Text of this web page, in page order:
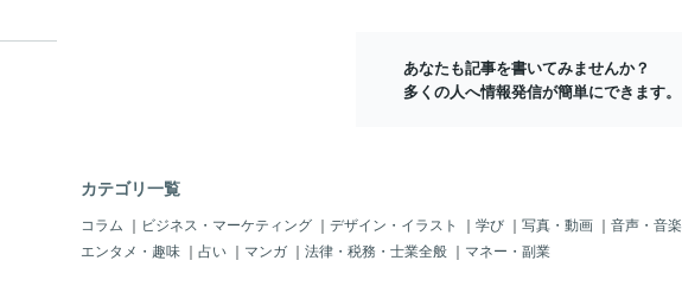
サインのひとつです。② 会う話が具体的
にならなくなる曖昧な関係が続いている
時でも、まだ気持ちがあるならどこかで
会う流れをつなごうとするものです。で
も終わりに近づくと、・また今度ね、で
あなたも記事を書いてみませんか？
多くの人へ情報発信が簡単にできます。
カテゴリ一覧
コラム ｜ ビジネス・マーケティング ｜ デザイン・イラスト ｜ 学び ｜ 写真・動画 ｜ 音声・音楽
エンタメ・趣味 ｜ 占い ｜ マンガ ｜ 法律・税務・士業全般 ｜ マネー・副業